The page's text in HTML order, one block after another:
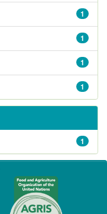
1
1
1
1
1